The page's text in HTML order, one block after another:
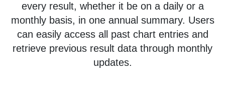
every result, whether it be on a daily or a
monthly basis, in one annual summary. Users
can easily access all past chart entries and
retrieve previous result data through monthly
updates.